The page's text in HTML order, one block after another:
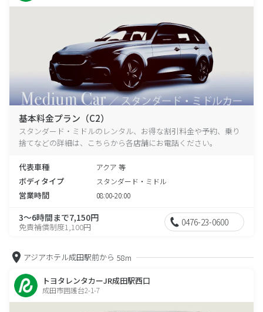
基本料金プラン（C2）
スタンダード・ミドルのレンタル、お得な割引料金や予約、乗り
捨てなどの詳細は、こちらから各店舗にお電話ください。
代表車種 アクア 等
ボディタイプ スタンダード・ミドル
営業時間 08:00-20:00
3～6時間まで7,150円
免責補償制度1,100円 0476-23-0600
アジアホテル成田駅前から 58m
トヨタレンタカーJR成田駅西口
成田市囲護台2-1-7